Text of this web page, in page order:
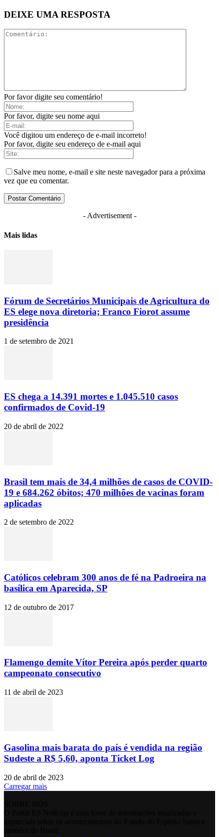
DEIXE UMA RESPOSTA
Por favor digite seu comentário!
Por favor, digite seu nome aqui
Você digitou um endereço de e-mail incorreto!
Por favor, digite seu endereço de e-mail aqui
Salve meu nome, e-mail e site neste navegador para a próxima
vez que eu comentar.
- Advertisement -
Mais lidas
Fórum de Secretários Municipais de Agricultura do
ES elege nova diretoria; Franco Fiorot assume
presidência
1 de setembro de 2021
ES chega a 14.391 mortes e 1.045.510 casos
confirmados de Covid-19
20 de abril de 2022
Brasil tem mais de 34,4 milhões de casos de COVID-
19 e 684.262 óbitos; 470 milhões de vacinas foram
aplicadas
2 de setembro de 2022
Católicos celebram 300 anos de fé na Padroeira na
basílica em Aparecida, SP
12 de outubro de 2017
Flamengo demite Vítor Pereira após perder quarto
campeonato consecutivo
11 de abril de 2023
Gasolina mais barata do país é vendida na região
Sudeste a R$ 5,60, aponta Ticket Log
20 de abril de 2023
Carregar mais